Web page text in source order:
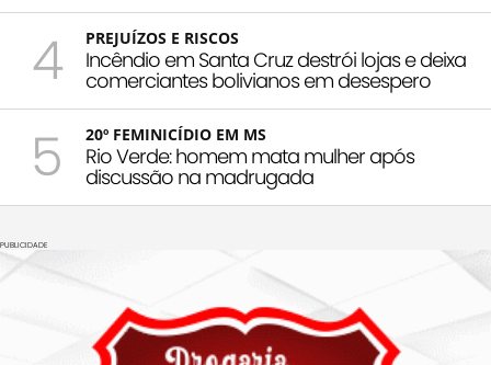
4 PREJUÍZOS E RISCOS
Incêndio em Santa Cruz destrói lojas e deixa
comerciantes bolivianos em desespero
5 20º FEMINICÍDIO EM MS
Rio Verde: homem mata mulher após
discussão na madrugada
PUBLICIDADE